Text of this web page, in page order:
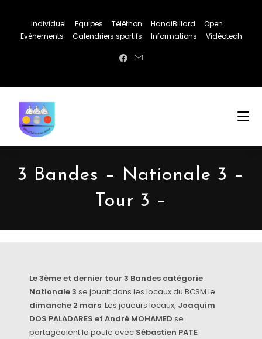
Individuel Equipes Téléthon HandiBillard
Open
Evènements
Calendriers sportifs Informations Vidéotech
3 Bandes – Nationale 3 –
Tour 3 –
Le 3ème et dernier tour 3 Bandes catégorie
Nationale 3 se jouait dans les locaux du BCSM le
dimanche 2 mars. Les joueurs locaux, Joaquim
DOS PALADARES et André MOHAMED se
partageaient la poule avec Sébastien PATE